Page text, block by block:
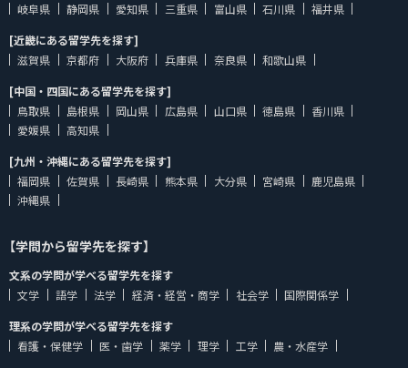
岐阜県
静岡県 愛知県 三重県 富山県 石川県
福井県
[近畿にある留学先を探す]
滋賀県
京都府 大阪府 兵庫県 奈良県
和歌山県
[中国・四国にある留学先を探す]
鳥取県
島根県 岡山県 広島県 山口県 徳島県
香川県
愛媛県
高知県
[九州・沖縄にある留学先を探す]
福岡県
佐賀県 長崎県 熊本県 大分県 宮崎県
鹿児島県
沖縄県
【学問から留学先を探す】
文系の学問が学べる留学先を探す
文学
語学 法学 経済・経営・商学 社会学
国際関係学
理系の学問が学べる留学先を探す
看護・保健学
医・歯学 薬学 理学 工学
農・水産学